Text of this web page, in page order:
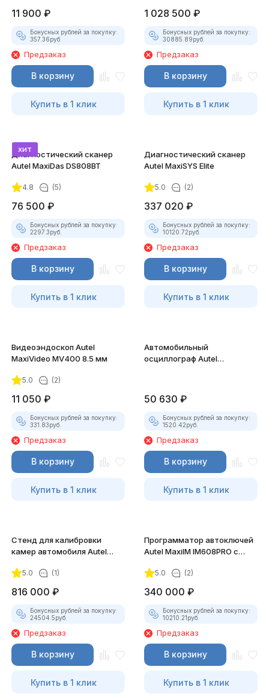
11 900 ₽
Бонусных рублей за покупку:
357.36руб.
Предзаказ
В корзину
Купить в 1 клик
1 028 500 ₽
Бонусных рублей за покупку:
30885.89руб.
Предзаказ
В корзину
Купить в 1 клик
хит
Диагностический сканер
Autel MaxiDas DS808BT
4.8 (5)
76 500 ₽
Бонусных рублей за покупку:
2297.3руб.
Предзаказ
В корзину
Купить в 1 клик
Диагностический сканер
Autel MaxiSYS Elite
5.0 (2)
337 020 ₽
Бонусных рублей за покупку:
10120.72руб.
Предзаказ
В корзину
Купить в 1 клик
Видеоэндоскоп Autel
MaxiVideo MV400 8.5 мм
5.0 (2)
11 050 ₽
Бонусных рублей за покупку:
331.83руб.
Предзаказ
В корзину
Купить в 1 клик
Автомобильный
осциллограф Autel
50 630 ₽
Бонусных рублей за покупку:
1520.42руб.
Предзаказ
В корзину
Купить в 1 клик
Стенд для калибровки
камер автомобиля Autel
мишени)
5.0 (1)
816 000 ₽
Бонусных рублей за покупку:
24504.5руб.
Предзаказ
В корзину
Купить в 1 клик
Программатор автоключей
Autel MaxiIM IM608PRO c
5.0 (2)
340 000 ₽
Бонусных рублей за покупку:
10210.21руб.
Предзаказ
В корзину
Купить в 1 клик